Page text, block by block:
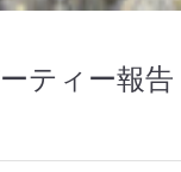
ティー報告